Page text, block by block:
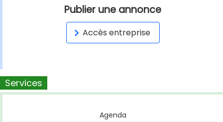
Publier une annonce
Accès entreprise
Services
Agenda